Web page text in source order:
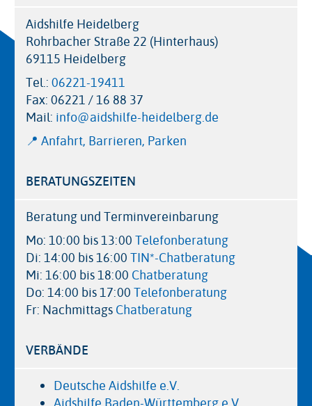
Aidshilfe Heidelberg
Rohrbacher Straße 22 (Hinterhaus)
69115 Heidelberg
Tel.:06221-19411
Fax:06221 / 16 88 37
Mail: info@aidshilfe-heidelberg.de
📍 Anfahrt, Barrieren, Parken
BERATUNGSZEITEN
Beratung und Terminvereinbarung
Mo: 10:00 bis 13:00Telefonberatung
Di: 14:00 bis 16:00TIN*-Chatberatung
Mi: 16:00 bis 18:00 Chatberatung
Do: 14:00 bis 17:00Telefonberatung
Fr: NachmittagsChatberatung
VERBÄNDE
Deutsche Aidshilfe e.V.